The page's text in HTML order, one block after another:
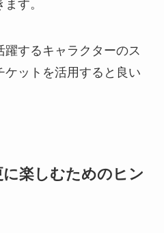
す。
躍するキャラクターのス
ケットを活用すると良い
楽しむためのヒン